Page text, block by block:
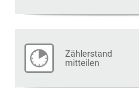
Zählerstand
mitteilen